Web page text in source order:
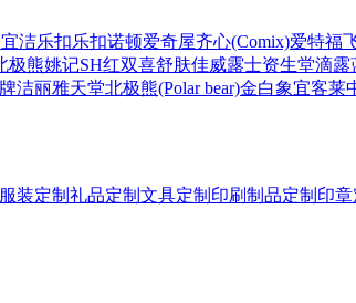
宜洁乐扣乐扣诺顿爱奇屋齐心(Comix)爱特福
极熊姚记SH红双喜舒肤佳威露士资生堂滴露
洁丽雅天堂北极熊(Polar bear)金白象宜客莱
服装定制 礼品定制 文具定制 印刷制品定制 印章